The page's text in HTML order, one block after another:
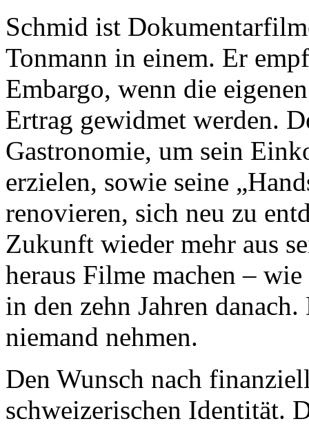
Schmid ist
Tonmann in einem. Er
Embargo, wenn die
Ertrag gewidmet werden.
Gastronomie, um sein
erzielen, sowie seine
renovieren, sich neu zu
Zukunft wieder mehr aus
heraus Filme machen –
in den zehn Jahren
niemand nehmen.
Den Wunsch nach
schweizerischen Identität.